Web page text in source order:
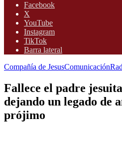
Facebook
X
YouTube
Instagram
TikTok
Barra lateral
Compañía de JesusComunicación
Fallece el padre
dejando un legado de
prójimo